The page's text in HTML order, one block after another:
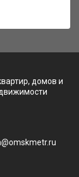
домов и